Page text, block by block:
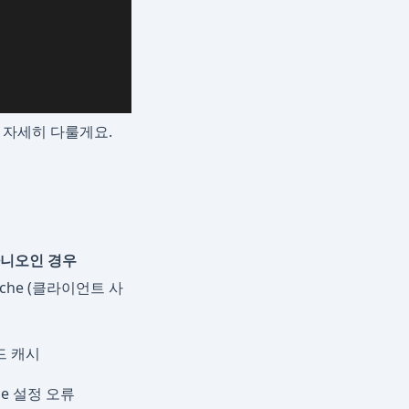
세히 다룰게요.
오인 경우
(클라이언트 사
캐시
설정 오류